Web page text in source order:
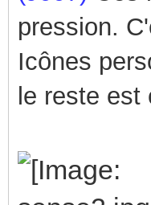
pression.
Icônes
le reste est